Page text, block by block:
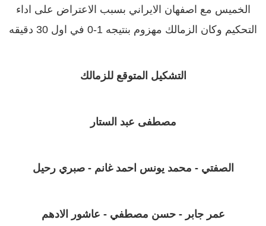
الخميس مع اصفهان الايراني بسبب الاعتراض على اداء
التحكيم وكان الزمالك مهزوم بنتيجه 1-0 في اول 30 دقيقه
التشكيل المتوقع للزمالك
مصطفى عبد الستار
الصفتي - محمد يونس احمد غانم - صبري رحيل
عمر جابر - حسن مصطفي - عاشور الادهم